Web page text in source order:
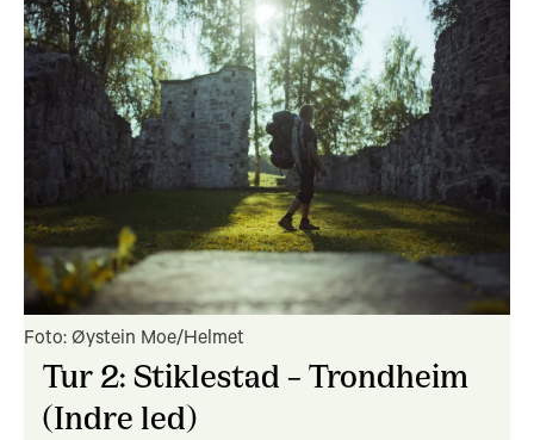
Foto: Øystein Moe/Helmet
Tur 2: Stiklestad – Trondheim
(Indre led)